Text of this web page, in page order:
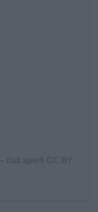
dati aperti CC BY